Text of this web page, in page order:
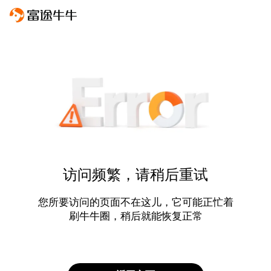
访问频繁，请稍后重试
您所要访问的页面不在这儿，它可能正忙着
刷牛牛圈，稍后就能恢复正常